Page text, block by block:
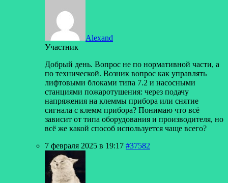
Alexand
Участник
Добрый день. Вопрос не по нормативной части, а
по технической. Возник вопрос как управлять
лифтовыми блоками типа 7.2 и насосными
станциями пожаротушения: через подачу
напряжения на клеммы прибора или снятие
сигнала с клемм прибора? Понимаю что всё
зависит от типа оборудования и производителя, но
всё же какой способ используется чаще всего?
7 февраля 2025 в 19:17 #37582